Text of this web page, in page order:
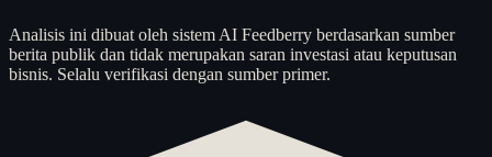
Analisis ini dibuat oleh sistem AI Feedberry berdasarkan sumber
berita publik dan tidak merupakan saran investasi atau keputusan
bisnis. Selalu verifikasi dengan sumber primer.